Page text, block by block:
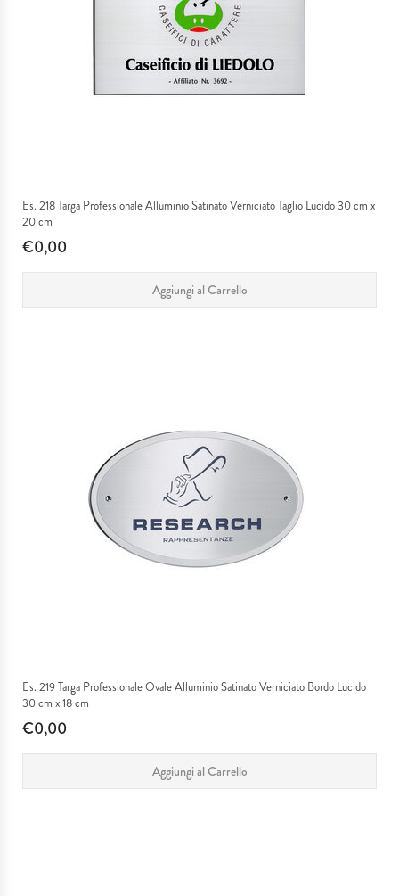
Es. 218 Targa Professionale Alluminio Satinato Verniciato Taglio Lucido 30 cm x
20 cm
€0,00
Aggiungi al Carrello
Es. 219 Targa Professionale Ovale Alluminio Satinato Verniciato Bordo Lucido
30 cm x 18 cm
€0,00
Aggiungi al Carrello